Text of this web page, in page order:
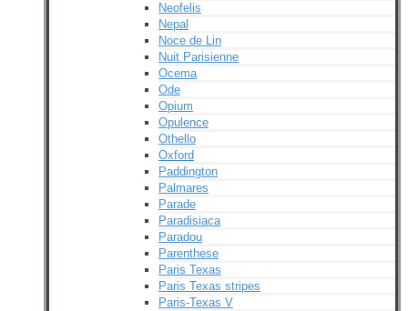
Neofelis
Nepal
Noce de Lin
Nuit Parisienne
Ocema
Ode
Opium
Opulence
Othello
Oxford
Paddington
Palmares
Parade
Paradisiaca
Paradou
Parenthese
Paris Texas
Paris Texas stripes
Paris-Texas V